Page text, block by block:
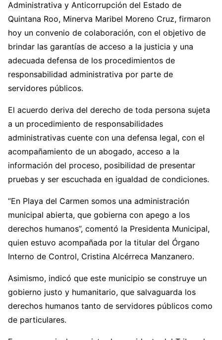
Administrativa y Anticorrupción del Estado de
Quintana Roo, Minerva Maribel Moreno Cruz, firmaron
hoy un convenio de colaboración, con el objetivo de
brindar las garantías de acceso a la justicia y una
adecuada defensa de los procedimientos de
responsabilidad administrativa por parte de
servidores públicos.
El acuerdo deriva del derecho de toda persona sujeta
a un procedimiento de responsabilidades
administrativas cuente con una defensa legal, con el
acompañamiento de un abogado, acceso a la
información del proceso, posibilidad de presentar
pruebas y ser escuchada en igualdad de condiciones.
“En Playa del Carmen somos una administración
municipal abierta, que gobierna con apego a los
derechos humanos”, comentó la Presidenta Municipal,
quien estuvo acompañada por la titular del Órgano
Interno de Control, Cristina Alcérreca Manzanero.
Asimismo, indicó que este municipio se construye un
gobierno justo y humanitario, que salvaguarda los
derechos humanos tanto de servidores públicos como
de particulares.